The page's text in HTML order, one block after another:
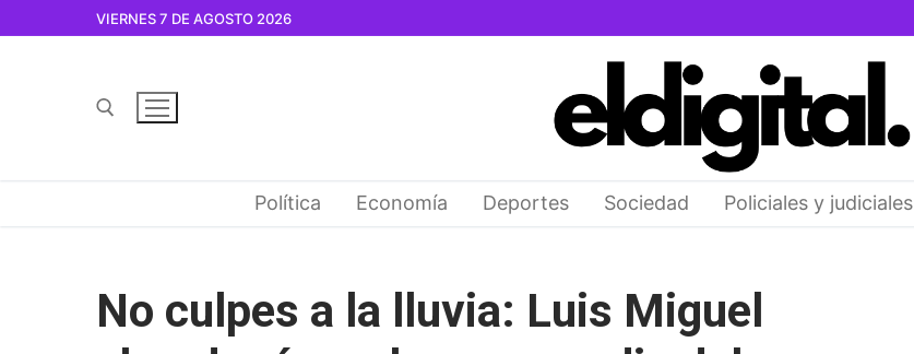
VIERNES 7 DE AGOSTO 2026
Política Economía Deportes Sociedad Policiales y judiciales
No culpes a la lluvia: Luis Miguel